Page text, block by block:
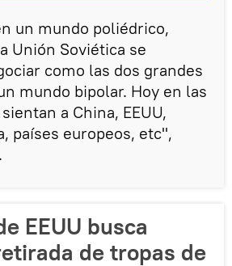
un mundo poliédrico,
Unión Soviética se
como las dos grandes
mundo bipolar. Hoy en las
a China, EEUU,
países europeos, etc",
EEUU busca
de tropas de